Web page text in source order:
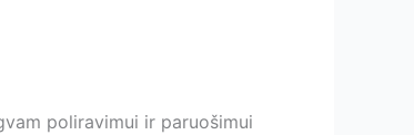
poliravimui ir paruošimui